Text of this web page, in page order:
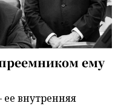
ему
ее внутренняя